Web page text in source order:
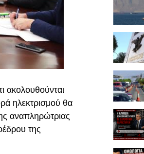
ακολουθούνται
ηλεκτρισμού θα
αναπληρώτριας
της